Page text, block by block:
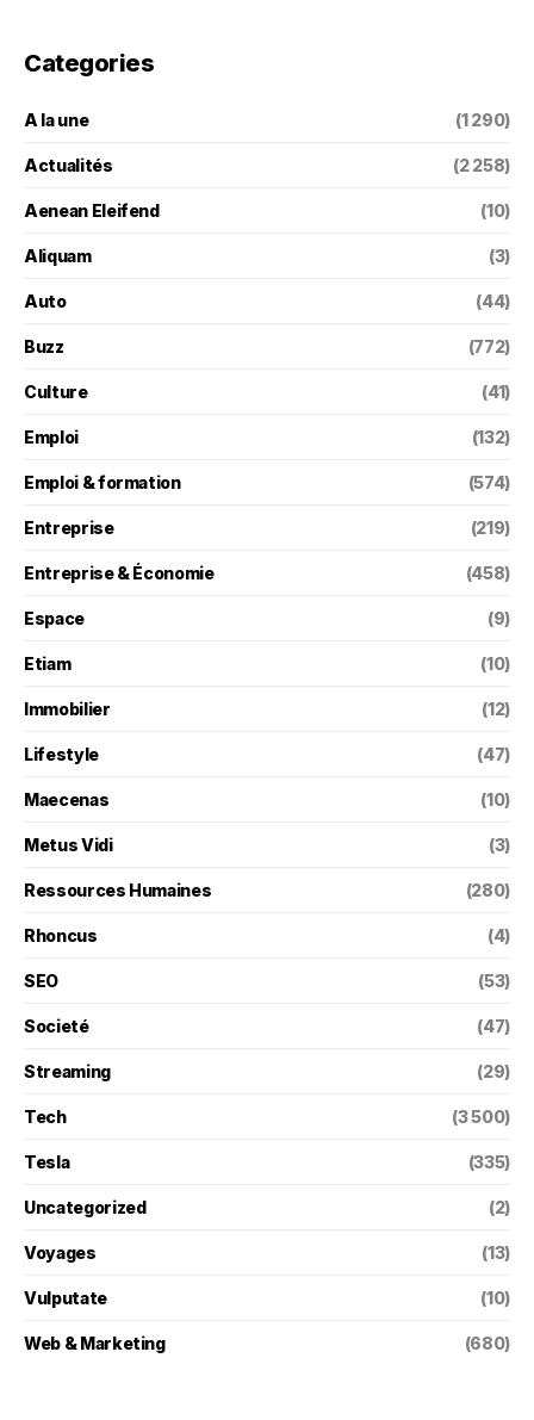
Categories
A la une (1 290)
Actualités (2 258)
Aenean Eleifend (10)
Aliquam (3)
Auto (44)
Buzz (772)
Culture (41)
Emploi (132)
Emploi & formation (574)
Entreprise (219)
Entreprise & Économie (458)
Espace (9)
Etiam (10)
Immobilier (12)
Lifestyle (47)
Maecenas (10)
Metus Vidi (3)
Ressources Humaines (280)
Rhoncus (4)
SEO (53)
Societé (47)
Streaming (29)
Tech (3 500)
Tesla (335)
Uncategorized (2)
Voyages (13)
Vulputate (10)
Web & Marketing (680)